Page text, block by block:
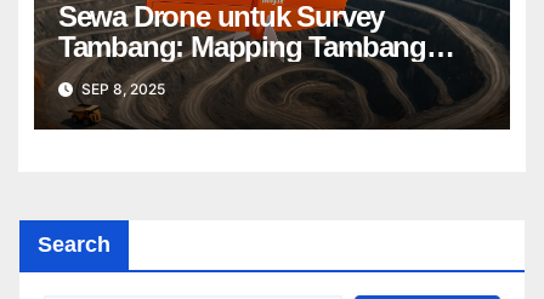
Sewa Drone untuk Survey
Tambang: Mapping Tambang
Profesional Lebih Cepat & Akurat
SEP 8, 2025
Search